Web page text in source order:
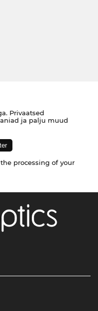
Privaatsed
ja palju muud
processing of your